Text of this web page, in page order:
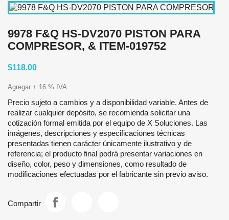
9978 F&Q HS-DV2070 PISTON PARA
COMPRESOR, & ITEM-019752
$118.00
Agregar + 16 % IVA
Precio sujeto a cambios y a disponibilidad variable. Antes de
realizar cualquier depósito, se recomienda solicitar una
cotización formal emitida por el equipo de X Soluciones. Las
imágenes, descripciones y especificaciones técnicas
presentadas tienen carácter únicamente ilustrativo y de
referencia; el producto final podrá presentar variaciones en
diseño, color, peso y dimensiones, como resultado de
modificaciones efectuadas por el fabricante sin previo aviso.
Compartir